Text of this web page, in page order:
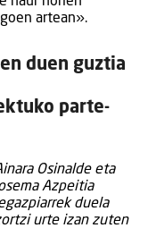
artean».
duen guztia
parte-
Osinalde eta
Azpeitia
duela
urte izan zuten